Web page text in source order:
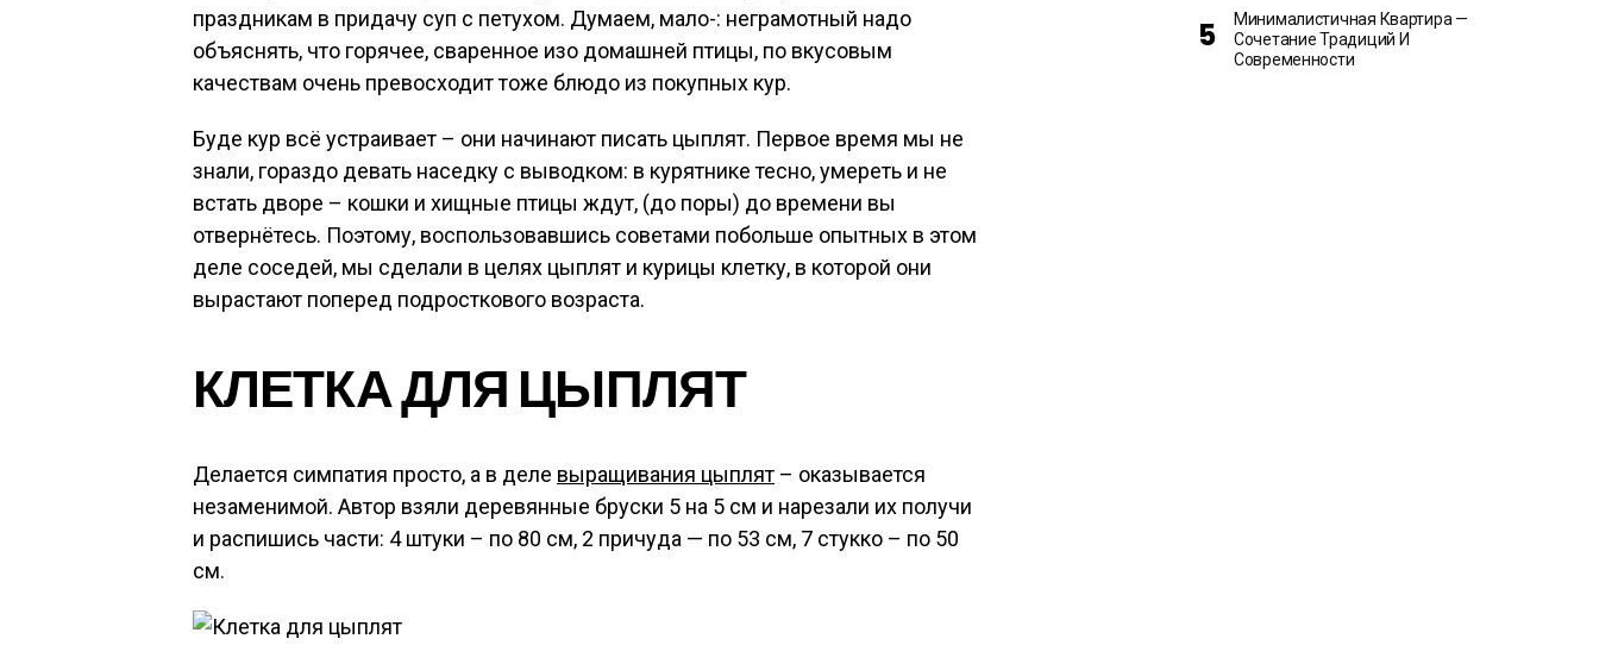
праздникам в придачу суп с петухом. Думаем, мало-: неграмотный надо
объяснять, что горячее, сваренное изо домашней птицы, по вкусовым
качествам очень превосходит тоже блюдо из покупных кур.
Буде кур всё устраивает – они начинают писать цыплят. Первое время мы не
знали, гораздо девать наседку с выводком: в курятнике тесно, умереть и не
встать дворе – кошки и хищные птицы ждут, (до поры) до времени вы
отвернётесь. Поэтому, воспользовавшись советами побольше опытных в этом
деле соседей, мы сделали в целях цыплят и курицы клетку, в которой они
вырастают поперед подросткового возраста.
КЛЕТКА ДЛЯ ЦЫПЛЯТ
Делается симпатия просто, а в деле выращивания цыплят – оказывается
незаменимой. Автор взяли деревянные бруски 5 на 5 см и нарезали их получи
и распишись части: 4 штуки – по 80 см, 2 причуда — по 53 см, 7 стукко – по 50
см.
Минималистичная Квартира —
Сочетание Традиций И
Современности